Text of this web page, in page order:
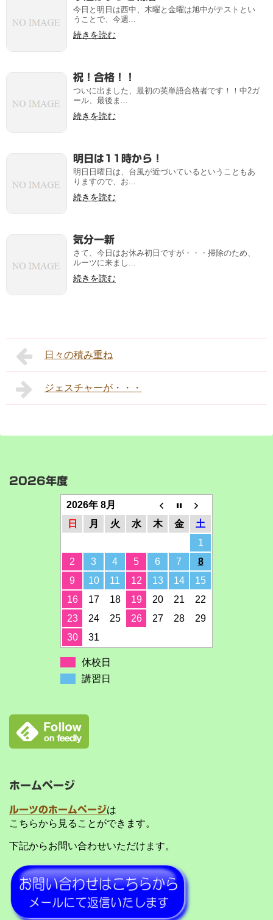
今日と明日は西中、木曜と金曜は旭中がテストとい
うことで、今週...
続きを読む
祝！合格！！
ついに出ました、最初の英単語合格者です！！中2ガ
ール、最後ま...
続きを読む
明日は11時から！
明日日曜日は、台風が近づいているということもあ
りますので、お...
続きを読む
気分一新
さて、今日はお休み初日ですが・・・掃除のため、
ルーツに来まし...
続きを読む
日々の積み重ね
ジェスチャーが・・・
2026年度
2026年 8月
日
月 火 水 木 金
土
1
2
3 4 5 6 7
8
9
10 11 12 13 14
15
16
17 18 19 20 21
22
23
24 25 26 27 28
29
30
31
休校日
講習日
ホームページ
ルーツのホームページは
こちらから見ることができます。
下記からお問い合わせいただけます。